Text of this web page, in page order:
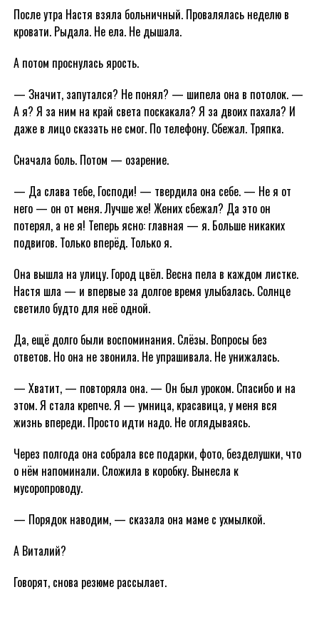
После утра Настя взяла больничный. Провалялась неделю в
кровати. Рыдала. Не ела. Не дышала.
А потом проснулась ярость.
— Значит, запутался? Не понял? — шипела она в потолок. —
А я? Я за ним на край света поскакала? Я за двоих пахала? И
даже в лицо сказать не смог. По телефону. Сбежал. Тряпка.
Сначала боль. Потом — озарение.
— Да слава тебе, Господи! — твердила она себе. — Не я от
него — он от меня. Лучше же! Жених сбежал? Да это он
потерял, а не я! Теперь ясно: главная — я. Больше никаких
подвигов. Только вперёд. Только я.
Она вышла на улицу. Город цвёл. Весна пела в каждом листке.
Настя шла — и впервые за долгое время улыбалась. Солнце
светило будто для неё одной.
Да, ещё долго были воспоминания. Слёзы. Вопросы без
ответов. Но она не звонила. Не упрашивала. Не унижалась.
— Хватит, — повторяла она. — Он был уроком. Спасибо и на
этом. Я стала крепче. Я — умница, красавица, у меня вся
жизнь впереди. Просто идти надо. Не оглядываясь.
Через полгода она собрала все подарки, фото, безделушки, что
о нём напоминали. Сложила в коробку. Вынесла к
мусоропроводу.
— Порядок наводим, — сказала она маме с ухмылкой.
А Виталий?
Говорят, снова резюме рассылает.